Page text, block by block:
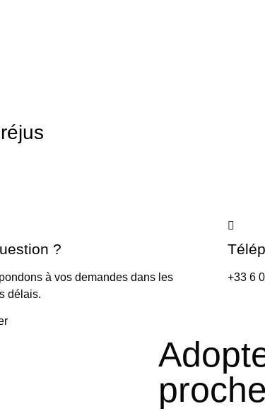
?
à vos demandes dans les
délais.
+33 6